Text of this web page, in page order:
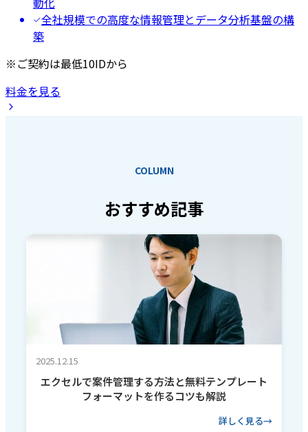
全社規模での高度な情報管理とデータ分析基盤の構
築
※ご契約は最低10IDから
料金を見る
COLUMN
おすすめ記事
2025.12.15
エクセルで案件管理する方法と無料テンプレート
フォーマットを作るコツも解説
詳しく見る